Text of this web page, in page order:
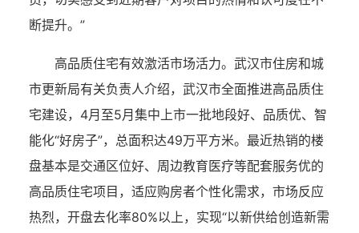
断提升。”
高品质住宅有效激活市场活力。武汉市住房和城
市更新局有关负责人介绍，武汉市全面推进高品质住
宅建设，4月至5月集中上市一批地段好、品质优、智
能化“好房子”，总面积达49万平方米。最近热销的楼
盘基本是交通区位好、周边教育医疗等配套服务优的
高品质住宅项目，适应购房者个性化需求，市场反应
热烈，开盘去化率80%以上，实现“以新供给创造新需